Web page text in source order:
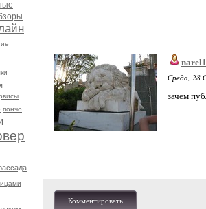
пончо
narel1
Среда, 28
зачем
Комментировать